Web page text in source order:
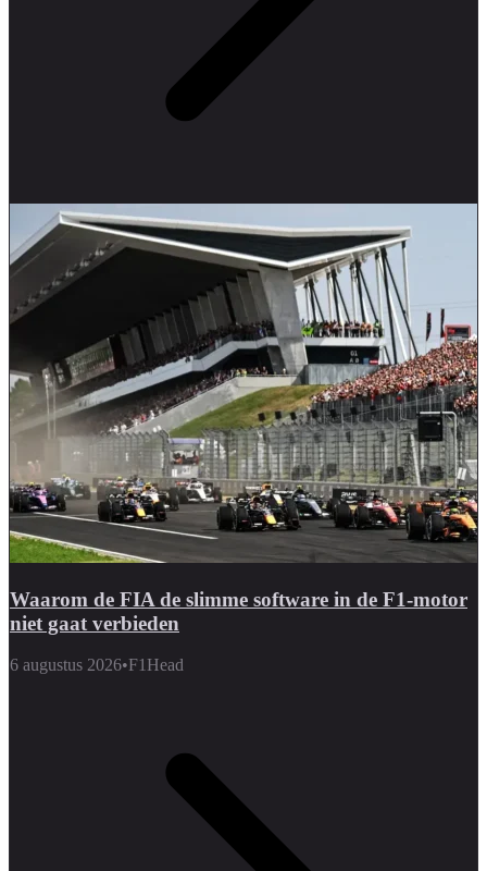
Waarom de FIA de slimme software in de F1-motor
niet gaat verbieden
6 augustus 2026•F1Head